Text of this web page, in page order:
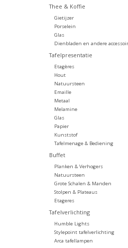
Thee & Koffie
Gietijzer
Porselein
Glas
Dienbladen en andere
Tafelpresentatie
Etagères
Hout
Natuursteen
Emaille
Metaal
Melamine
Glas
Papier
Kunststof
Tafelmenage & Bediening
Buffet
Planken & Verhogers
Natuursteen
Grote Schalen & Manden
Stolpen & Plateaus
Etageres
Tafelverlichting
Humble Lights
Stylepoint tafelverlichting
Arca tafellampen